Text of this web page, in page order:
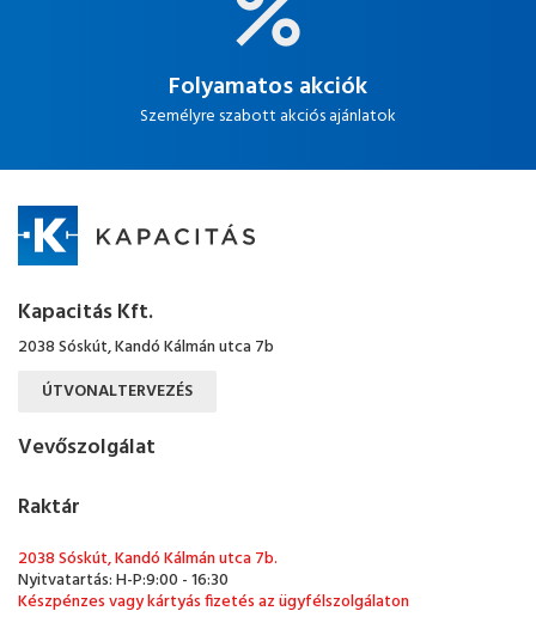
Folyamatos akciók
Személyre szabott akciós ajánlatok
Kapacitás Kft.
2038 Sóskút, Kandó Kálmán utca 7b
ÚTVONALTERVEZÉS
Vevőszolgálat
Raktár
2038 Sóskút, Kandó Kálmán utca 7b.
Nyitvatartás: H-P:9:00 - 16:30
Készpénzes vagy kártyás fizetés az ügyfélszolgálaton